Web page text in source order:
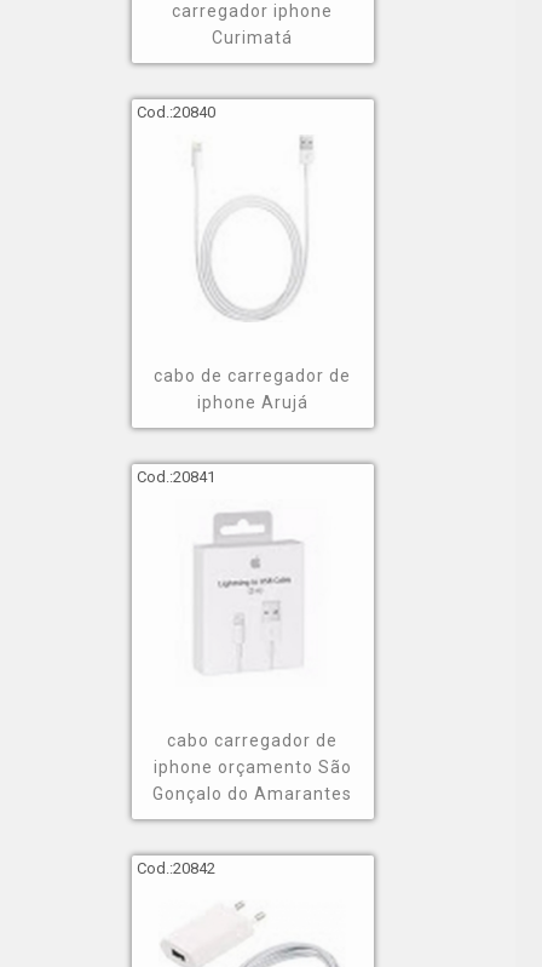
carregador iphone
Curimatá
Cod.:20840
cabo de carregador de
iphone Arujá
Cod.:20841
cabo carregador de
iphone orçamento São
Gonçalo do Amarantes
Cod.:20842